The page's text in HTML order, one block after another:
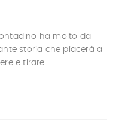
ha molto da
storia che piacerà a
e tirare.